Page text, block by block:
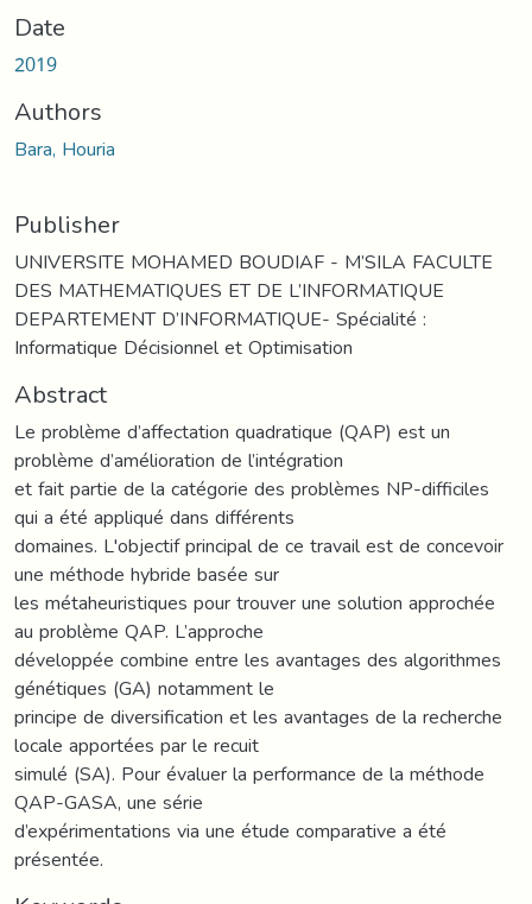
Date
2019
Authors
Bara, Houria
Publisher
UNIVERSITE MOHAMED BOUDIAF - M’SILA FACULTE
DES MATHEMATIQUES ET DE L’INFORMATIQUE
DEPARTEMENT D’INFORMATIQUE- Spécialité :
Informatique Décisionnel et Optimisation
Abstract
Le problème d’affectation quadratique (QAP) est un
problème d’amélioration de l’intégration
et fait partie de la catégorie des problèmes NP-difficiles
qui a été appliqué dans différents
domaines. L'objectif principal de ce travail est de concevoir
une méthode hybride basée sur
les métaheuristiques pour trouver une solution approchée
au problème QAP. L’approche
développée combine entre les avantages des algorithmes
génétiques (GA) notamment le
principe de diversification et les avantages de la recherche
locale apportées par le recuit
simulé (SA). Pour évaluer la performance de la méthode
QAP-GASA, une série
d’expérimentations via une étude comparative a été
présentée.